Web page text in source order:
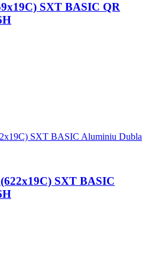
SXT BASIC QR
SXT BASIC